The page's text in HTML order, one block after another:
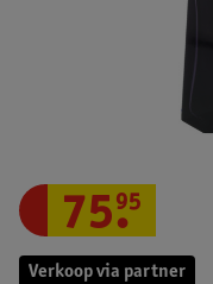
Verkoop via partner
75.
95